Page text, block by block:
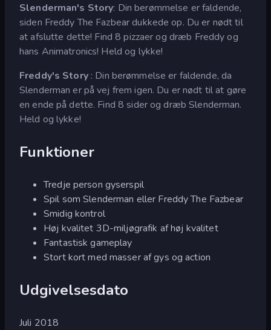
Slenderman's Story: Din berømmelse er faldende,
siden Freddy The Fazbear dukkede op. Du er nødt til
at afslutte dette! Find 8 pizzaer og dræb Freddy og
hans Animatronics! Held og lykke!
Freddy's Story : Din berømmelse er faldende, da
Slenderman er på vej frem igen. Du er nødt til at gøre
en ende på dette. Find 8 sider og dræb Slenderman.
Held og lykke!
Funktioner
Tredje person gyserspil
Spil som Slenderman eller Freddy The Fazbear
Smidig kontrol
Høj kvalitet 3D-miljøgrafik af høj kvalitet
Fantastisk gameplay
Stort kort med masser af gys og action
Udgivelsesdato
Juli 2018